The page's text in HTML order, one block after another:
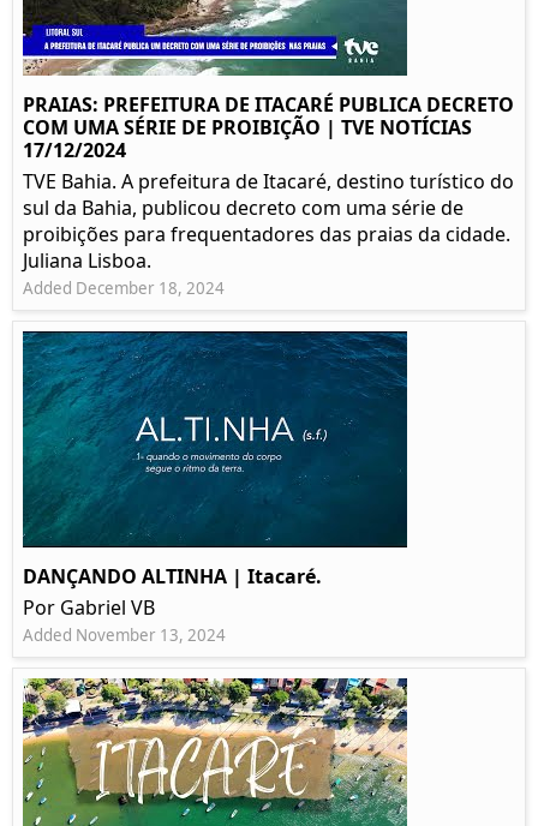
PRAIAS: PREFEITURA DE ITACARÉ PUBLICA DECRETO
COM UMA SÉRIE DE PROIBIÇÃO | TVE NOTÍCIAS
17/12/2024
TVE Bahia. A prefeitura de Itacaré, destino turístico do
sul da Bahia, publicou decreto com uma série de
proibições para frequentadores das praias da cidade.
Juliana Lisboa.
Added December 18, 2024
DANÇANDO ALTINHA | Itacaré.
Por Gabriel VB
Added November 13, 2024